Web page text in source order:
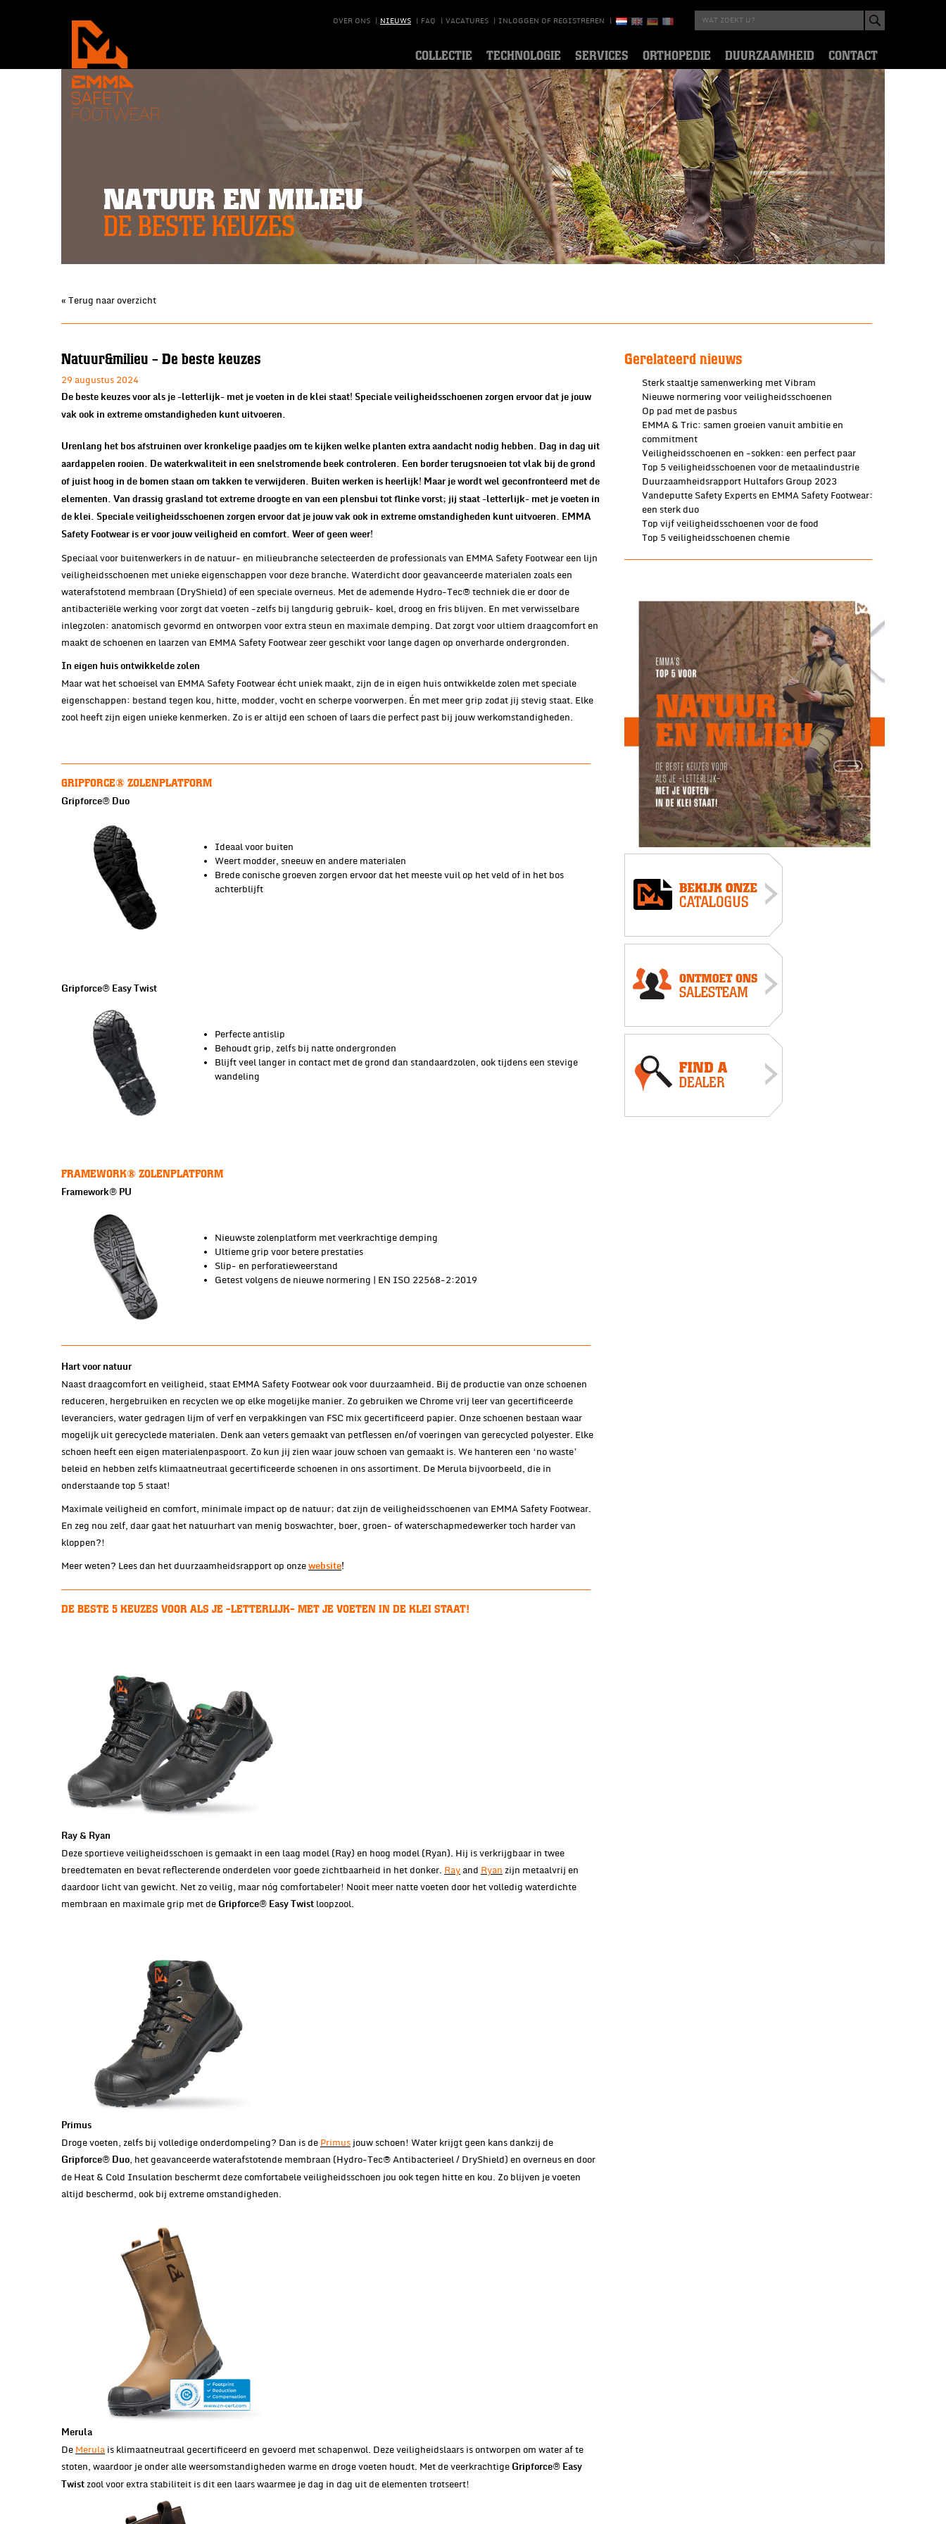
OVER ONS | NIEUWS | FAQ | VACATURES | INLOGGEN OF REGISTREREN |
COLLECTIE TECHNOLOGIE SERVICES ORTHOPEDIE DUURZAAMHEID CONTACT
NATUUR EN MILIEU
DE BESTE KEUZES
« Terug naar overzicht
Natuur&milieu - De beste keuzes
29 augustus 2024
De beste keuzes voor als je -letterlijk- met je voeten in de klei staat! Speciale veiligheidsschoenen zorgen ervoor dat je jouw
vak ook in extreme omstandigheden kunt uitvoeren.
Urenlang het bos afstruinen over kronkelige paadjes om te kijken welke planten extra aandacht nodig hebben. Dag in dag uit
aardappelen rooien. De waterkwaliteit in een snelstromende beek controleren. Een border terugsnoeien tot vlak bij de grond
of juist hoog in de bomen staan om takken te verwijderen. Buiten werken is heerlijk! Maar je wordt wel geconfronteerd met de
elementen. Van drassig grasland tot extreme droogte en van een plensbui tot flinke vorst; jij staat -letterlijk- met je voeten in
de klei. Speciale veiligheidsschoenen zorgen ervoor dat je jouw vak ook in extreme omstandigheden kunt uitvoeren. EMMA
Safety Footwear is er voor jouw veiligheid en comfort. Weer of geen weer!
Speciaal voor buitenwerkers in de natuur- en milieubranche selecteerden de professionals van EMMA Safety Footwear een lijn
veiligheidsschoenen met unieke eigenschappen voor deze branche. Waterdicht door geavanceerde materialen zoals een
waterafstotend membraan (DryShield) of een speciale overneus. Met de ademende Hydro-Tec® techniek die er door de
antibacteriële werking voor zorgt dat voeten -zelfs bij langdurig gebruik- koel, droog en fris blijven. En met verwisselbare
inlegzolen: anatomisch gevormd en ontworpen voor extra steun en maximale demping. Dat zorgt voor ultiem draagcomfort en
maakt de schoenen en laarzen van EMMA Safety Footwear zeer geschikt voor lange dagen op onverharde ondergronden.
In eigen huis ontwikkelde zolen
Maar wat het schoeisel van EMMA Safety Footwear écht uniek maakt, zijn de in eigen huis ontwikkelde zolen met speciale
eigenschappen: bestand tegen kou, hitte, modder, vocht en scherpe voorwerpen. Én met meer grip zodat jij stevig staat. Elke
zool heeft zijn eigen unieke kenmerken. Zo is er altijd een schoen of laars die perfect past bij jouw werkomstandigheden.
GRIPFORCE® ZOLENPLATFORM
Gripforce® Duo
Ideaal voor buiten
Weert modder, sneeuw en andere materialen
​Brede conische groeven zorgen ervoor dat het meeste vuil op het veld of in het bos
achterblijft
Gripforce® Easy Twist
Perfecte antislip
Behoudt grip, zelfs bij natte ondergronden
Blijft veel langer in contact met de grond dan standaardzolen, ook tijdens een stevige
wandeling
FRAMEWORK® ZOLENPLATFORM
Framework® PU
Nieuwste zolenplatform met veerkrachtige demping
Ultieme grip voor betere prestaties
Slip- en perforatieweerstand
Getest volgens de nieuwe normering | EN ISO 22568-2:2019
Hart voor natuur
Naast draagcomfort en veiligheid, staat EMMA Safety Footwear ook voor duurzaamheid. Bij de productie van onze schoenen
reduceren, hergebruiken en recyclen we op elke mogelijke manier. Zo gebruiken we Chrome vrij leer van gecertificeerde
leveranciers, water gedragen lijm of verf en verpakkingen van FSC mix gecertificeerd papier. Onze schoenen bestaan waar
mogelijk uit gerecyclede materialen. Denk aan veters gemaakt van petflessen en/of voeringen van gerecycled polyester. Elke
schoen heeft een eigen materialenpaspoort. Zo kun jij zien waar jouw schoen van gemaakt is. We hanteren een ‘no waste’
beleid en hebben zelfs klimaatneutraal gecertificeerde schoenen in ons assortiment. De Merula bijvoorbeeld, die in
onderstaande top 5 staat!
Maximale veiligheid en comfort, minimale impact op de natuur; dat zijn de veiligheidsschoenen van EMMA Safety Footwear.
En zeg nou zelf, daar gaat het natuurhart van menig boswachter, boer, groen- of waterschapmedewerker toch harder van
kloppen?!
Meer weten? Lees dan het duurzaamheidsrapport op onze website!
DE BESTE 5 KEUZES VOOR ALS JE -LETTERLIJK- MET JE VOETEN IN DE KLEI STAAT!
Ray & Ryan
Deze sportieve veiligheidsschoen is gemaakt in een laag model (Ray) en hoog model (Ryan). Hij is verkrijgbaar in twee
breedtematen en bevat reflecterende onderdelen voor goede zichtbaarheid in het donker. Ray and Ryan zijn metaalvrij en
daardoor licht van gewicht. Net zo veilig, maar nóg comfortabeler! Nooit meer natte voeten door het volledig waterdichte
membraan en maximale grip met de Gripforce® Easy Twist loopzool.
Primus
Droge voeten, zelfs bij volledige onderdompeling? Dan is de Primus jouw schoen! Water krijgt geen kans dankzij de
Gripforce® Duo, het geavanceerde waterafstotende membraan (Hydro-Tec® Antibacterieel / DryShield) en overneus en door
de Heat & Cold Insulation beschermt deze comfortabele veiligheidsschoen jou ook tegen hitte en kou. Zo blijven je voeten
altijd beschermd, ook bij extreme omstandigheden.
Merula
De Merula is klimaatneutraal gecertificeerd en gevoerd met schapenwol. Deze veiligheidslaars is ontworpen om water af te
stoten, waardoor je onder alle weersomstandigheden warme en droge voeten houdt. Met de veerkrachtige Gripforce® Easy
Twist zool voor extra stabiliteit is dit een laars waarmee je dag in dag uit de elementen trotseert!
Gerelateerd nieuws
Sterk staaltje samenwerking met Vibram
Nieuwe normering voor veiligheidsschoenen
Op pad met de pasbus
EMMA & Tric: samen groeien vanuit ambitie en
commitment
Veiligheidsschoenen en -sokken: een perfect paar
Top 5 veiligheidsschoenen voor de metaalindustrie
Duurzaamheidsrapport Hultafors Group 2023
Vandeputte Safety Experts en EMMA Safety Footwear:
een sterk duo
Top vijf veiligheidsschoenen voor de food
Top 5 veiligheidsschoenen chemie